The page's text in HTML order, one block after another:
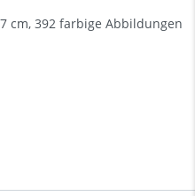
cm, 392 farbige Abbildungen